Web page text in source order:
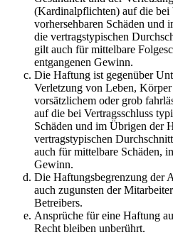
(Kardinalpflichten) auf die bei
vorhersehbaren Schäden und
die vertragstypischen
gilt auch für mittelbare
entgangenen Gewinn.
Die Haftung ist gegenüber
Verletzung von Leben,
vorsätzlichem oder grob
auf die bei Vertragsschluss
Schäden und im Übrigen der
vertragstypischen
auch für mittelbare Schäden,
Gewinn.
Die Haftungsbegrenzung der
auch zugunsten der
Betreibers.
Ansprüche für eine Haftung
Recht bleiben unberührt.